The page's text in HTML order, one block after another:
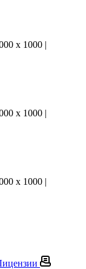
x 1000 |
x 1000 |
x 1000 |